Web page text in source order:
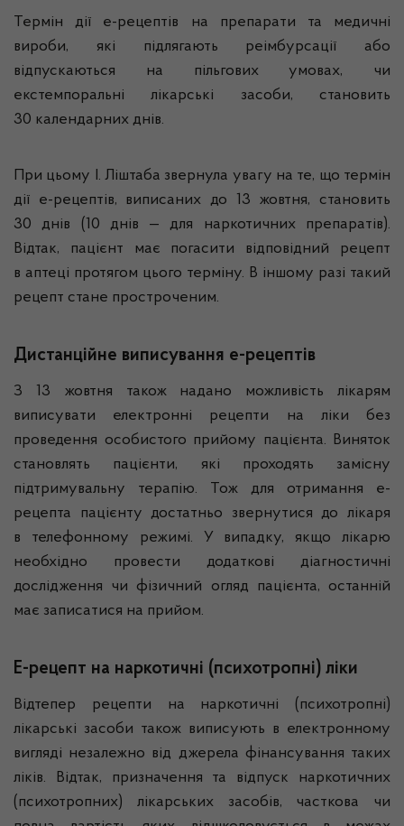
Термін дії е-рецептів на препарати та медичні
вироби, які підлягають реімбурсації або
відпускаються на пільгових умовах, чи
екстемпоральні лікарські засоби, становить
30 календарних днів.
При цьому І. Ліштаба звернула увагу на те, що термін
дії е-рецептів, виписаних до 13 жовтня, становить
30 днів (10 днів — для наркотичних препаратів).
Відтак, пацієнт має погасити відповідний рецепт
в аптеці протягом цього терміну. В іншому разі такий
рецепт стане простроченим.
Дистанційне виписування е-рецептів
З 13 жовтня також надано можливість лікарям
виписувати електронні рецепти на ліки без
проведення особистого прийому пацієнта. Виняток
становлять пацієнти, які проходять замісну
підтримувальну терапію. Тож для отримання е-
рецепта пацієнту достатньо звернутися до лікаря
в телефонному режимі. У випадку, якщо лікарю
необхідно провести додаткові діагностичні
дослідження чи фізичний огляд пацієнта, останній
має записатися на прийом.
Е-рецепт на наркотичні (психотропні) ліки
Відтепер рецепти на наркотичні (психотропні)
лікарські засоби також виписують в електронному
вигляді незалежно від джерела фінансування таких
ліків. Відтак, призначення та відпуск наркотичних
(психотропних) лікарських засобів, часткова чи